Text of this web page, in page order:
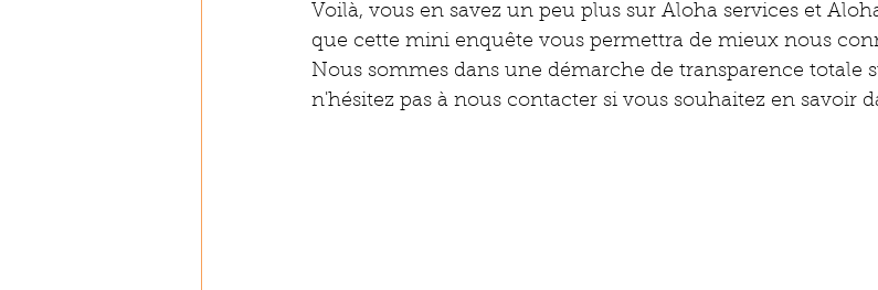
Voilà, vous en savez un peu plus sur Aloha services et
que cette mini enquête vous permettra de mieux nous
Nous sommes dans une démarche de transparence totale
n'hésitez pas à nous contacter si vous souhaitez en savoir